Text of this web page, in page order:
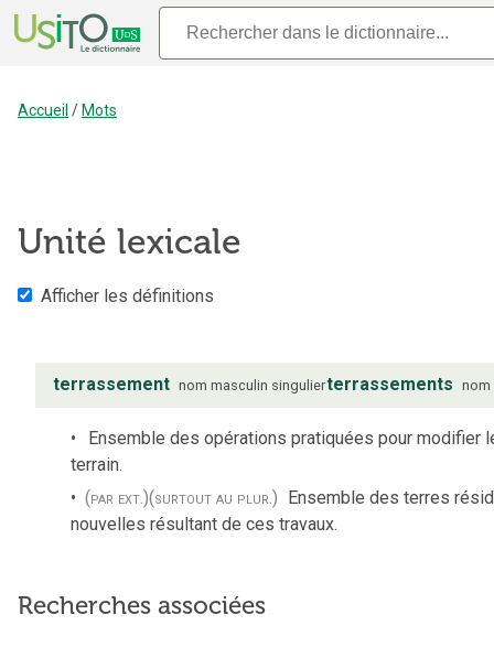
Accueil / Mots
Unité lexicale
Afficher les définitions
terrassement nom masculin singulierterrassements nom
Ensemble des opérations pratiquées pour modifier
terrain.
(par ext.)(surtout au plur.) Ensemble des terres
nouvelles résultant de ces travaux.
Recherches associées